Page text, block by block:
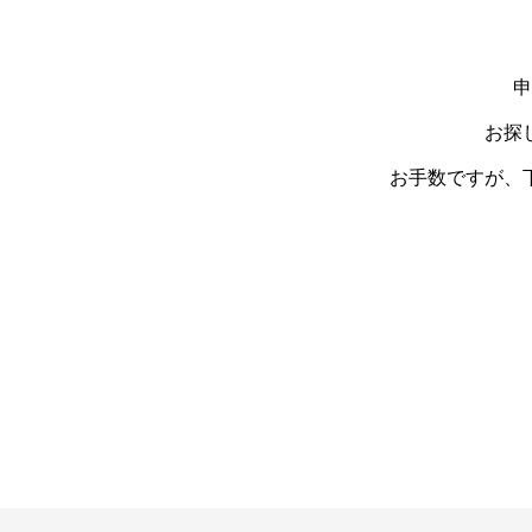
お探
お手数ですが、